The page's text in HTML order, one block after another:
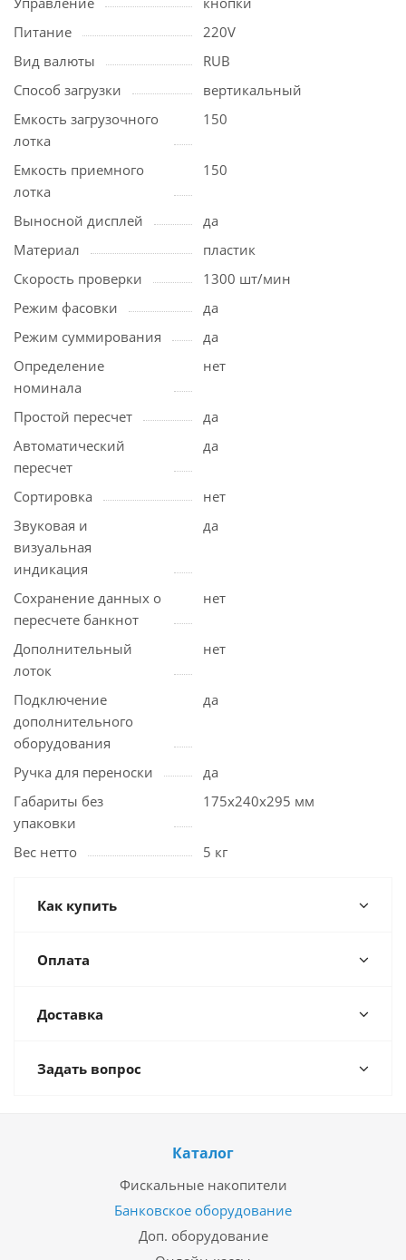
Питание
220V
Вид валюты
RUB
Способ загрузки
вертикальный
Емкость загрузочного
лотка
150
Емкость приемного
лотка
150
Выносной дисплей
да
Материал
пластик
Скорость проверки
1300 шт/мин
Режим фасовки
да
Режим суммирования
да
Определение
номинала
нет
Простой пересчет
да
Автоматический
пересчет
да
Сортировка
нет
Звуковая и
визуальная
индикация
да
Сохранение данных о
пересчете банкнот
нет
Дополнительный
лоток
нет
Подключение
дополнительного
оборудования
да
Ручка для переноски
да
Габариты без
упаковки
175х240х295 мм
Вес нетто 5 кг
Как купить
Оплата
Доставка
Задать вопрос
Каталог
Фискальные накопители
Банковское оборудование
Доп. оборудование